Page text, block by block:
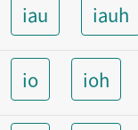
iau iauh
io ioh